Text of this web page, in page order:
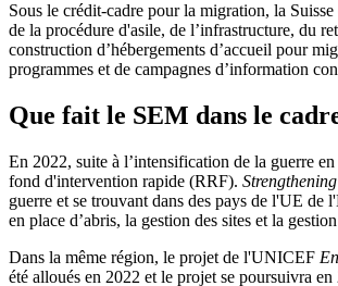
Sous le crédit-cadre pour la migration, la
de la procédure d'asile, de l’infrastructure, du
construction d’hébergements d’accueil pour
programmes et de campagnes d’information
Que fait le SEM dans le
En 2022, suite à l’intensification de la guerre
fond d'intervention rapide (RRF).
guerre et se trouvant dans des pays de l'UE de
en place d’abris, la gestion des sites et la
Dans la même région, le projet de l'UNICEF
été alloués en 2022 et le projet se poursuivra